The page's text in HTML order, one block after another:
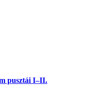
pusztái I–II.